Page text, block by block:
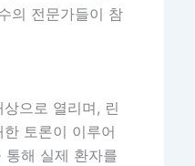
의 전문가들이 참
으로 열리며, 린
토론이 이루어
통해 실제 환자를